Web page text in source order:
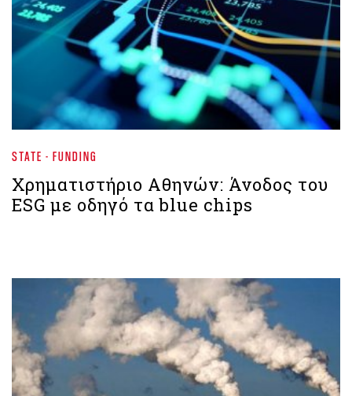
STATE - FUNDING
Χρηματιστήριο Aθηνών: Άνοδος του
ESG με οδηγό τα blue chips